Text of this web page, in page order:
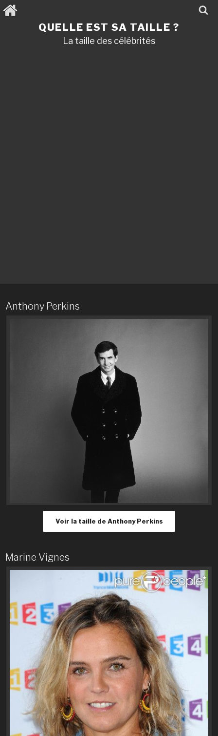
Aller
au
QUELLE EST SA TAILLE ?
La taille des célébrités
Anthony Perkins
Voir la taille de Anthony Perkins
Marine Vignes